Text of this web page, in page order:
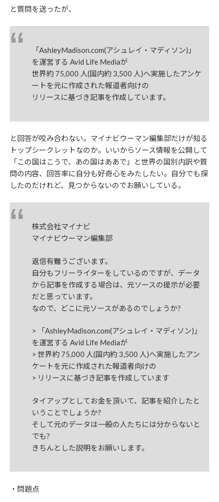
と質問を送ったが、
「AshleyMadison.com(アシュレイ・マディソン)」
を運営する Avid Life Mediaが
世界約 75,000 人(国内約 3,500 人)へ実施したアンケ
ートを元に作成された報道者向けの
リリースに基づき記事を作成しています。
と回答が咬み合わない。マイナビウーマン編集部だけが知る
トップシークレットなのか。いいからソース情報を公開して
「この国はこうで、あの国はああで」と世界の国別内訳や質
問の内容、回答率に自分も好奇心をみたしたい。自分でも探
したのだけれど、見つからないのでお願いしている。
株式会社マイナビ
マイナビウーマン編集部
返信有難うございます。
自分もフリーライターをしているのですが、データ
から記事を作成する場合は、元ソースの提示が必要
だと思っています。
なので、どこに元ソースがあるのでしょうか?
> 「AshleyMadison.com(アシュレイ・マディソン)」
を運営する Avid Life Mediaが
> 世界約 75,000 人(国内約 3,500 人)へ実施したアン
ケートを元に作成された報道者向けの
> リリースに基づき記事を作成しています
タイアップとしてお金を頂いて、記事を紹介したと
いうことでしょうか?
そして元のデータは一般の人たちには分からないと
でも?
きちんとした説明をお願いします。
・問題点